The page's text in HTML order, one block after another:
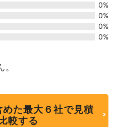
0%
0%
0%
0%
た最大６社で見積
較する